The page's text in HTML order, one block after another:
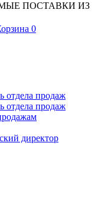
ПОСТАВКИ ИЗ
0
отдела продаж
отдела продаж
директор